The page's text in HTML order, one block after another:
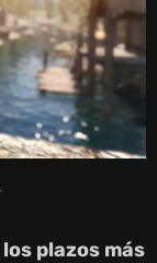
los plazos más